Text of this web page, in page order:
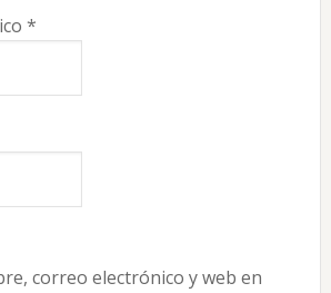
*
correo electrónico y web en